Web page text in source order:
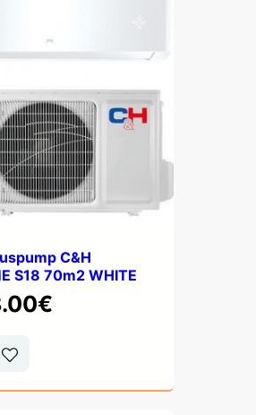
C&H
S18 70m2 WHITE
€